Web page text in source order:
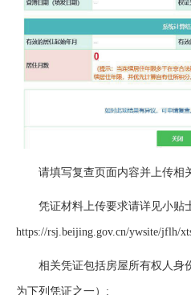
请填写复查页面内容并上传相关
凭证材料上传要求请详见小贴
https://rsj.beijing.gov.cn/ywsite/jflh/
相关凭证包括房屋所有权人身
为下列凭证之一）: